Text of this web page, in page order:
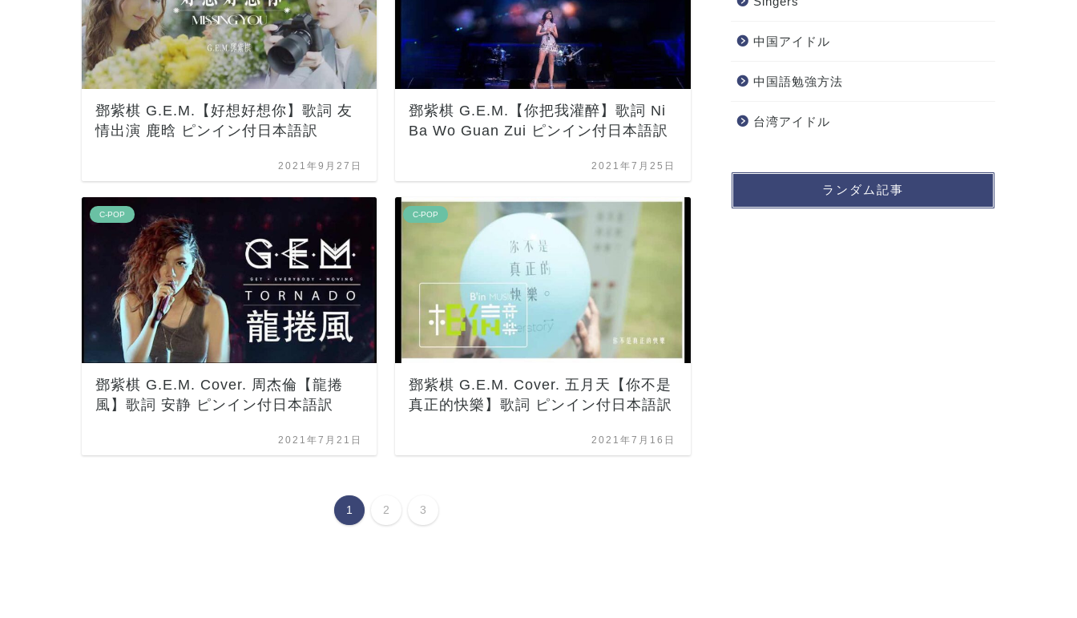
鄧紫棋 G.E.M.【好想好想你】歌詞 友
情出演 鹿晗 ピンイン付日本語訳
2021年9月27日
鄧紫棋 G.E.M.【你把我灌醉】歌詞 Ni
Ba Wo Guan Zui ピンイン付日本語訳
2021年7月25日
C-POP
鄧紫棋 G.E.M. Cover. 周杰倫【龍捲
風】歌詞 安静 ピンイン付日本語訳
2021年7月21日
C-POP
鄧紫棋 G.E.M. Cover. 五月天【你不是
真正的快樂】歌詞 ピンイン付日本語訳
2021年7月16日
1 2 3
中国アイドル
中国語勉強方法
台湾アイドル
ランダム記事